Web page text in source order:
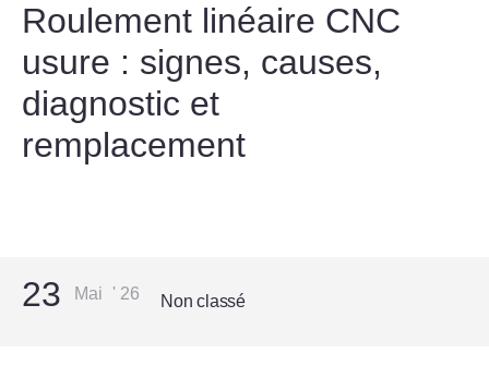
Roulement linéaire CNC
usure : signes, causes,
diagnostic et
remplacement
23 Mai ' 26 Non classé